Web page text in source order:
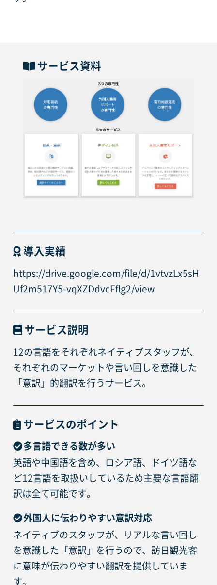
サービス資料
導入実績
https://drive.google.com/file/d/1vtvzLx5sH
Uf2m517Y5-vqXZDdvcFflg2/view
サービス説明
12の言語をそれぞれネイティブスタッフが、
それぞれのマーケットや言い回しを意識した
「意訳」的翻訳を行うサービス。
サービスのポイント
多言語できる数が多い
英語や中国語を含め、ロシア語、ドイツ語な
ど12言語を取扱いしているため主要な言語翻
訳は全て可能です。
外国人に伝わりやすい意訳対応
ネイティブのスタッフが、リアルな言い回し
を意識した「意訳」を行うので、訪日観光客
に意味が伝わりやすい翻訳を提供していま
す。